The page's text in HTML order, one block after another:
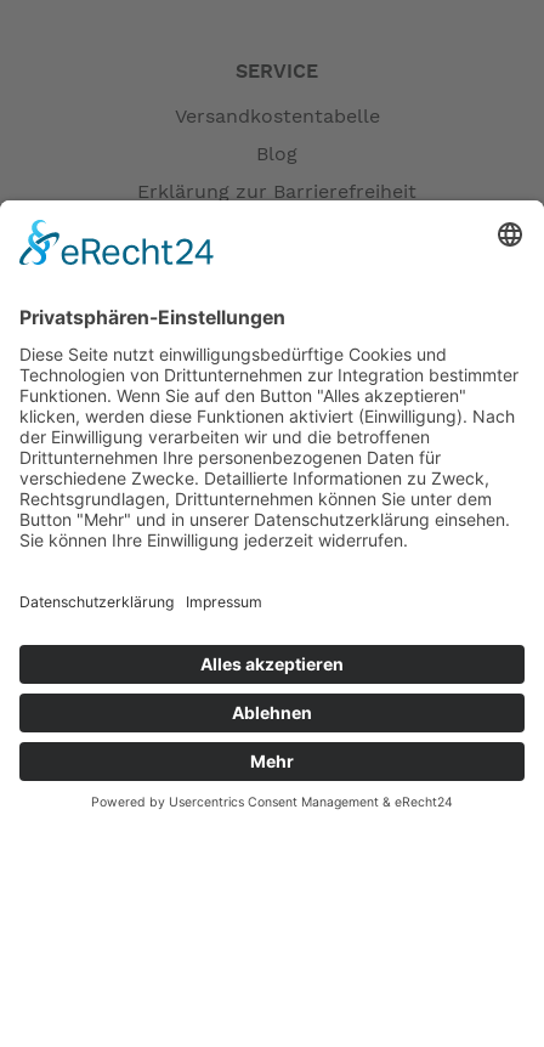
SERVICE
Versandkostentabelle
Blog
Erklärung zur Barrierefreiheit
Öffnungszeiten
Verfügbarkeit
Größenrechner (Umlaufmaß)
Datenschutz
Fernabsatz
Widerrufsrecht
Widerrufsrecht bei Reparaturen
Kontakt
Ergänzende Allgemeine Geschäftsbedingungen zum
Garantiefall